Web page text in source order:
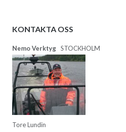
KONTAKTA OSS
Nemo Verktyg STOCKHOLM
Tore Lundin